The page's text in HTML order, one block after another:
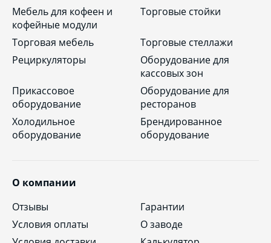
Мебель для кофеен и
кофейные модули
Торговые стойки
Торговая мебель
Торговые стеллажи
Рециркуляторы
Оборудование для
кассовых зон
Прикассовое
оборудование
Оборудование для
ресторанов
Холодильное
оборудование
Брендированное
оборудование
О компании
Отзывы
Гарантии
Условия оплаты
О заводе